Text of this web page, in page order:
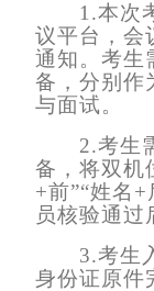
1.本次
议平台，会
通知。考生
备，分别作
与面试。
2.考生
备，将双机
+前”“姓名+
员核验通过
3.考生
身份证原件